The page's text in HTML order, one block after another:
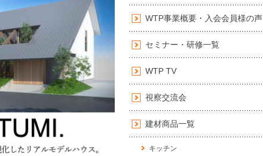
WTP事業概要・入会会員様の声
セミナー・研修一覧
WTP TV
視察交流会
建材商品一覧
キッチン